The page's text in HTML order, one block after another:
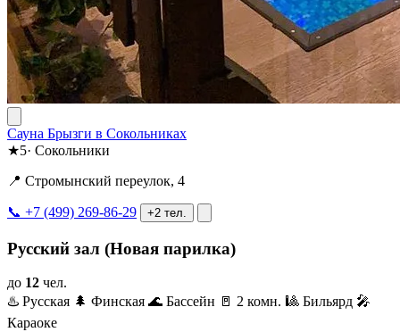
Сауна Брызги в Сокольниках
★5· Сокольники
📍 Стромынский переулок, 4
📞 +7 (499) 269-86-29 +2 тел.
Русский зал (Новая парилка)
до 12 чел.
♨️ Русская 🌲 Финская 🌊 Бассейн 🚪 2 комн. 🎱 Бильярд 🎤
Караоке